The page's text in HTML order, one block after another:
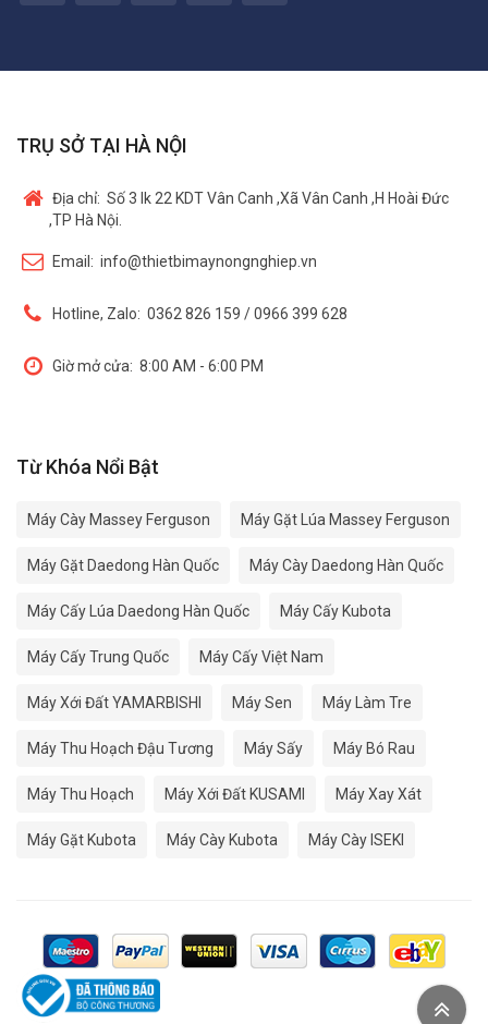
TRỤ SỞ TẠI HÀ NỘI
Địa chỉ: Số 3 lk 22 KDT Vân Canh ,Xã Vân Canh ,H Hoài Đức
,TP Hà Nội.
Email: info@thietbimaynongnghiep.vn
Hotline, Zalo: 0362 826 159 / 0966 399 628
Giờ mở cửa: 8:00 AM - 6:00 PM
Từ Khóa Nổi Bật
Máy Cày Massey Ferguson Máy Gặt Lúa Massey Ferguson
Máy Gặt Daedong Hàn Quốc Máy Cày Daedong Hàn Quốc
Máy Cấy Lúa Daedong Hàn Quốc Máy Cấy Kubota
Máy Cấy Trung Quốc Máy Cấy Việt Nam
Máy Xới Đất YAMARBISHI Máy Sen Máy Làm Tre
Máy Thu Hoạch Đậu Tương Máy Sấy Máy Bó Rau
Máy Thu Hoạch Máy Xới Đất KUSAMI Máy Xay Xát
Máy Gặt Kubota Máy Cày Kubota Máy Cày ISEKI